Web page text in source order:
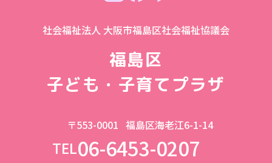
社会福祉法人 大阪市福島区社会福祉協議会
福島区
子ども・子育てプラザ
〒553-0001 福島区海老江6-1-14
TEL06-6453-0207